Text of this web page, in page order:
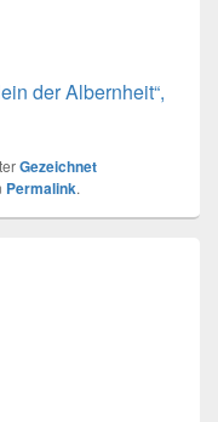
der Albernheit“,
Gezeichnet
Permalink.